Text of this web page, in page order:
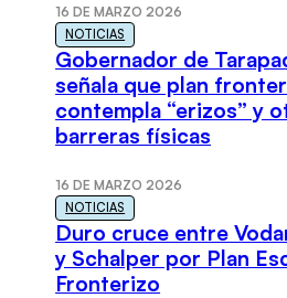
16 DE MARZO 2026
NOTICIAS
Gobernador de
señala que plan
contempla “erizos” y
barreras físicas
16 DE MARZO 2026
NOTICIAS
Duro cruce entre
y Schalper por Plan
Fronterizo